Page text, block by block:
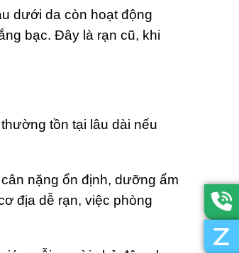
dưới da còn hoạt động
bạc. Đây là rạn cũ, khi
tồn tại lâu dài nếu
nặng ổn định, dưỡng ẩm
địa dễ rạn, việc phòng